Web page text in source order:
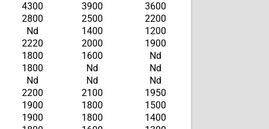
4300 3900
3600
2800 2500
2200
Nd 1400
1200
2220 2000
1900
1800 1600
Nd
1800 Nd
Nd
Nd Nd
Nd
2200 2100
1950
1900 1800
1500
1900 1800
1400